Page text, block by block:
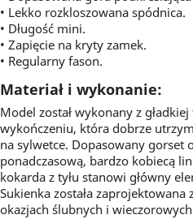
• Lekko rozkloszowana spódnica.
• Długość mini.
• Zapięcie na kryty zamek.
• Regularny fason.
Materiał i wykonanie:
Model został wykonany z
wykończeniu, która dobrze
na sylwetce. Dopasowany gorset
ponadczasową, bardzo kobiecą
kokarda z tyłu stanowi główny
Sukienka została
okazjach ślubnych i